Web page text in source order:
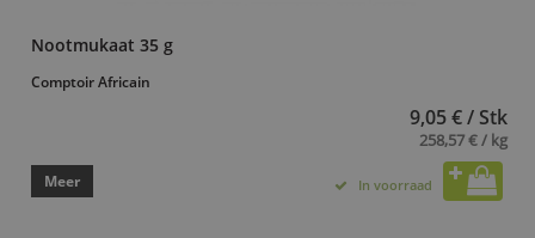
Nootmukaat 35 g
Comptoir Africain
9,05 € / Stk
258,57 € / kg
Meer In voorraad